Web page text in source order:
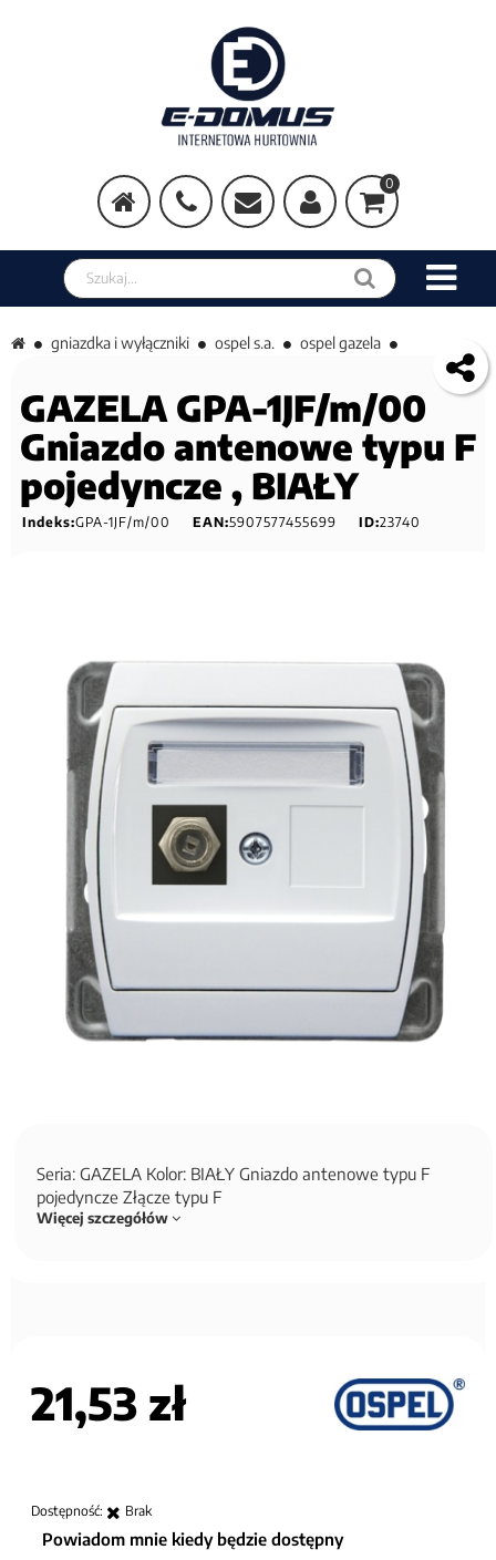
0
Szukaj w sklepie
gniazdka i wyłączniki ospel s.a. ospel gazela
GAZELA GPA-1JF/m/00
Gniazdo antenowe typu F
pojedyncze , BIAŁY
Indeks:GPA-1JF/m/00 EAN:5907577455699 ID:23740
Seria: GAZELA Kolor: BIAŁY Gniazdo antenowe typu F
pojedyncze Złącze typu F
Więcej szczegółów
21,53 zł
Dostępność: Brak
Powiadom mnie kiedy będzie dostępny